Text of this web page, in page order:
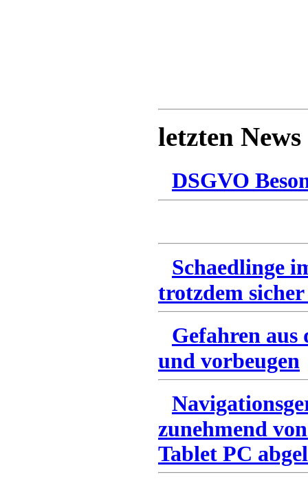
letzten News
DSGVO
Schaedlinge
trotzdem
Gefahren
und vorbeugen
zunehmend
Tablet PC